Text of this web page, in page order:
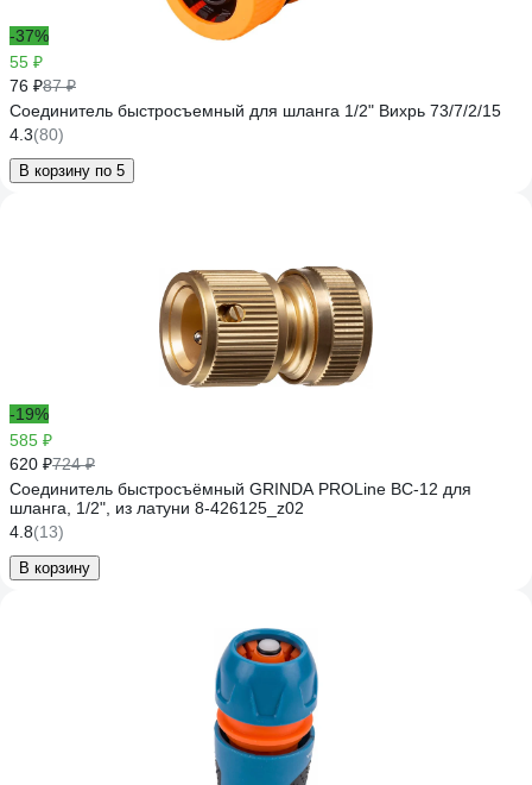
-37%
55 ₽
76 ₽87 ₽
Соединитель быстросъемный для шланга 1/2" Вихрь 73/7/2/15
4.3(80)
В корзину по 5
-19%
585 ₽
620 ₽724 ₽
Соединитель быстросъёмный GRINDA PROLine BC-12 для
шланга, 1/2", из латуни 8-426125_z02
4.8(13)
В корзину